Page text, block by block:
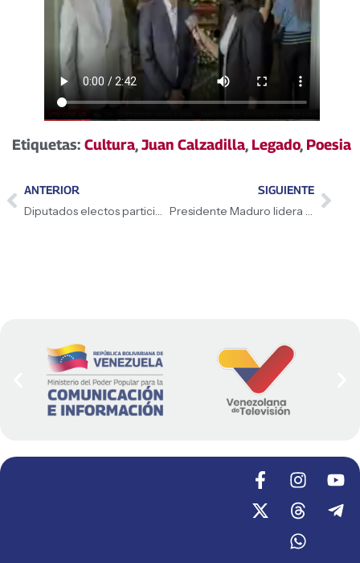
Etiquetas: Cultura,Juan Calzadilla, Legado, Poesia
ANTERIOR
Diputados electos participan en Taller de las 7T Transformadora
SIGUIENTE
Presidente Maduro lidera transformación legislativa